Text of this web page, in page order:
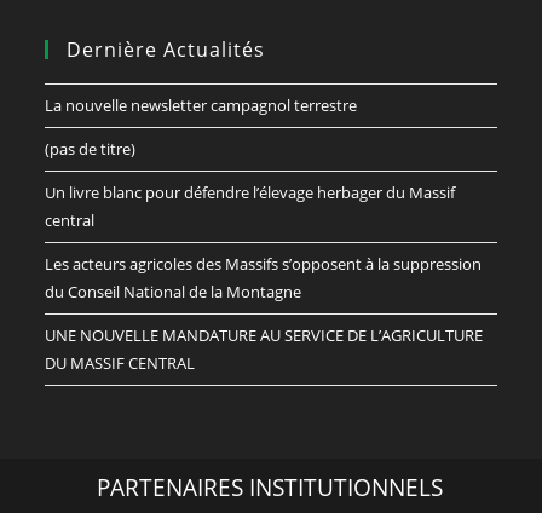
Dernière Actualités
La nouvelle newsletter campagnol terrestre
(pas de titre)
Un livre blanc pour défendre l’élevage herbager du Massif
central
Les acteurs agricoles des Massifs s’opposent à la suppression
du Conseil National de la Montagne
UNE NOUVELLE MANDATURE AU SERVICE DE L’AGRICULTURE
DU MASSIF CENTRAL
PARTENAIRES INSTITUTIONNELS